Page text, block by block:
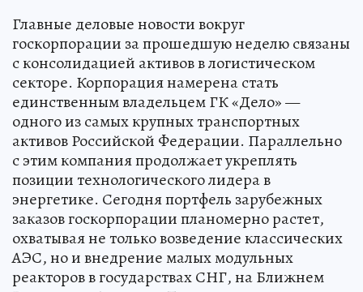
Главные деловые новости вокруг
госкорпорации за прошедшую неделю связаны
с консолидацией активов в логистическом
секторе. Корпорация намерена стать
единственным владельцем ГК «Дело» —
одного из самых крупных транспортных
активов Российской Федерации. Параллельно
с этим компания продолжает укреплять
позиции технологического лидера в
энергетике. Сегодня портфель зарубежных
заказов госкорпорации планомерно растет,
охватывая не только возведение классических
АЭС, но и внедрение малых модульных
реакторов в государствах СНГ, на Ближнем